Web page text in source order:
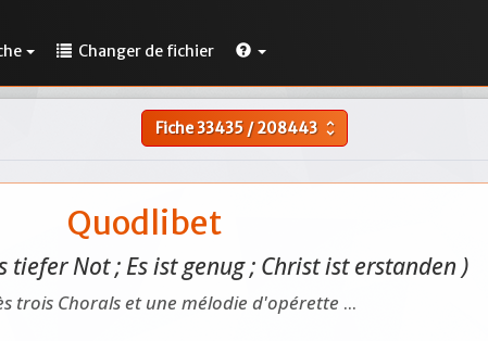
Changer de fichier
Fiche33435/208443 unfold_more
Quodlibet
tiefer Not ; Es ist genug ; Christ ist erstanden )
trois Chorals et une mélodie d'opérette ...